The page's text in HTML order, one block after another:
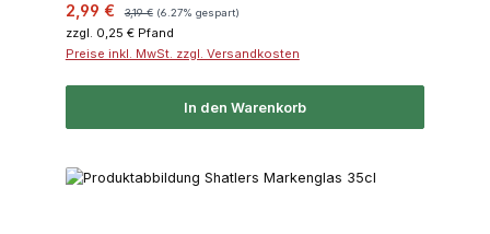
Verkaufspreis:
2,99 € 3,19 € (6.27% gespart)
zzgl. 0,25 € Pfand
Preise inkl. MwSt. zzgl. Versandkosten
In den Warenkorb